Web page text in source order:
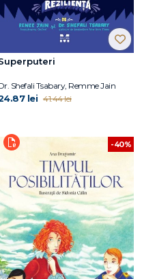
Shefali Tsabary, Remme Jain
lei 41.44 lei
-40%